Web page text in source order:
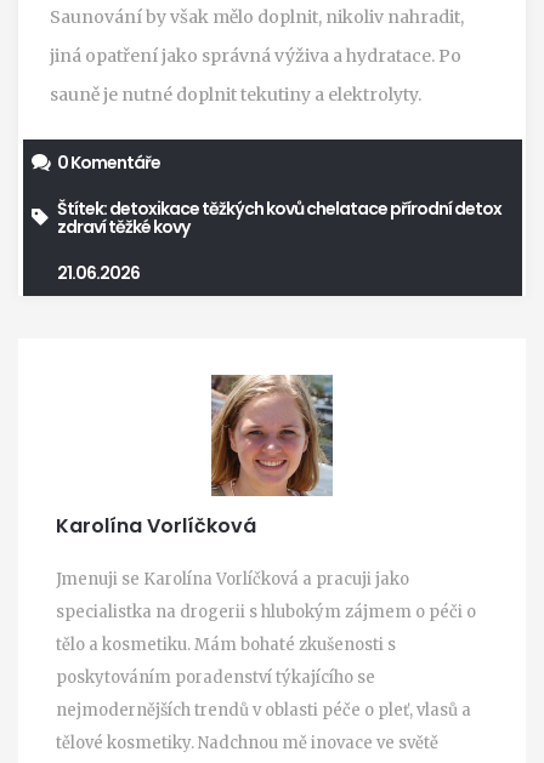
Saunování by však mělo doplnit, nikoliv nahradit,
jiná opatření jako správná výživa a hydratace. Po
sauně je nutné doplnit tekutiny a elektrolyty.
0 Komentáře
Štítek:detoxikace těžkých kovůchelatacepřírodní detox
zdravítěžké kovy
21.06.2026
Karolína Vorlíčková
Jmenuji se Karolína Vorlíčková a pracuji jako
specialistka na drogerii s hlubokým zájmem o péči o
tělo a kosmetiku. Mám bohaté zkušenosti s
poskytováním poradenství týkajícího se
nejmodernějších trendů v oblasti péče o pleť, vlasů a
tělové kosmetiky. Nadchnou mě inovace ve světě